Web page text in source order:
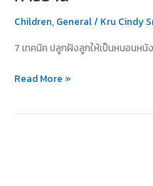
Children, General/ Kru Cindy
7 เทคนิค ปลูกฝังลูกให้เป็นหนอนห
ให้
หนอน
รัก
อ่าน
Read More »